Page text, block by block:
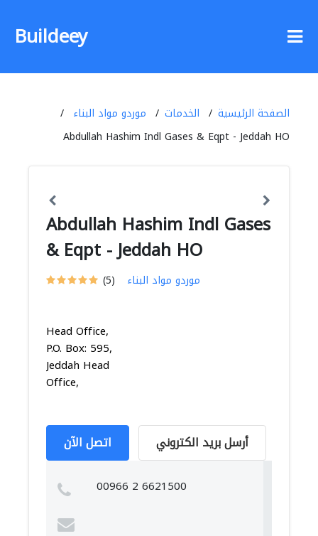
Buildeey
الصفحة الرئيسية الخدمات
موردو مواد البناء
Abdullah Hashim Indl Gases & Eqpt - Jeddah HO
Abdullah Hashim Indl Gases
& Eqpt - Jeddah HO
(5) موردو مواد البناء
Head Office,
P.O. Box: 595,
Jeddah Head
Office,
اتصل الآن أرسل بريد الكتروني
00966 2 6621500